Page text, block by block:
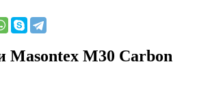
Masontex M30 Carbon